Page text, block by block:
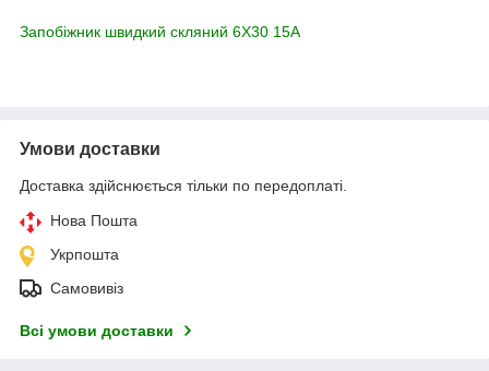
Запобіжник швидкий скляний 6X30 15A
Умови доставки
Доставка здійснюється тільки по передоплаті.
Нова Пошта
Укрпошта
Самовивіз
Всі умови доставки